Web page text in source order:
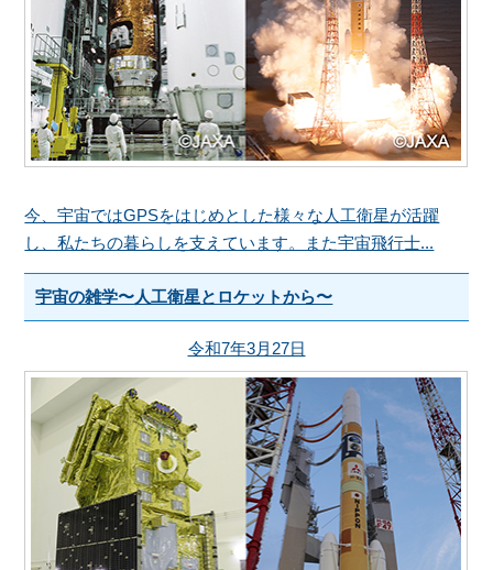
今、宇宙ではGPSをはじめとした様々な人工衛星が活躍
し、私たちの暮らしを支えています。また宇宙飛行士...
宇宙の雑学〜人工衛星とロケットから〜
令和7年3月27日